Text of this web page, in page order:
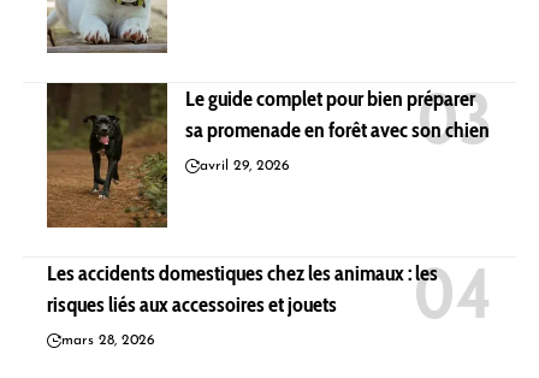
Le guide complet pour bien préparer
sa promenade en forêt avec son chien
avril 29, 2026
Les accidents domestiques chez les animaux : les
risques liés aux accessoires et jouets
mars 28, 2026